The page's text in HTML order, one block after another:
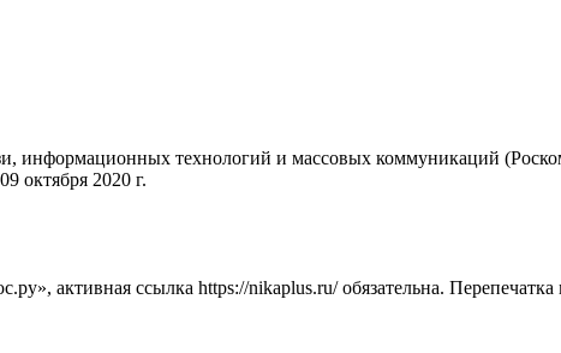
информационных технологий и массовых коммуникаций
октября 2020 г.
активная ссылка https://nikaplus.ru/ обязательна. Перепечатка